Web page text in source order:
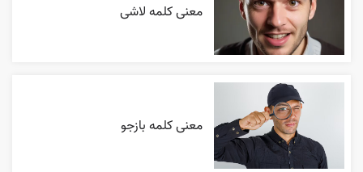
معنی کلمه لاشی
معنی کلمه بازجو